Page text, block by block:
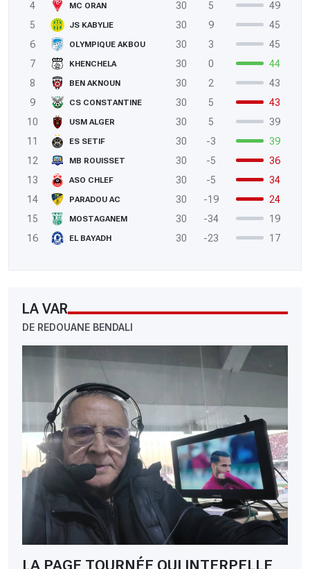
4 MC ORAN 30 5
49
5
JS KABYLIE 30 9
45
6
OLYMPIQUE AKBOU 30 3
45
7
KHENCHELA 30 0
44
8
BEN AKNOUN 30 2
43
9
CS CONSTANTINE 30 5
43
10
USM ALGER 30 5
39
11
ES SETIF 30 -3
39
12
MB ROUISSET 30 -5
36
13
ASO CHLEF 30 -5
34
14
PARADOU AC 30 -19
24
15
MOSTAGANEM 30 -34
19
16
EL BAYADH 30 -23 17
LA VAR
DE REDOUANE BENDALI
LA PAGE TOURNÉE QUI INTERPELLE